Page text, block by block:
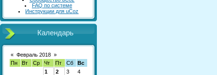
FAQ по системе
Инструкции для uCoz
Календарь
« Февраль 2018 »
Пн
Вт Ср Чт Пт Сб
Вс
1
2 3
4